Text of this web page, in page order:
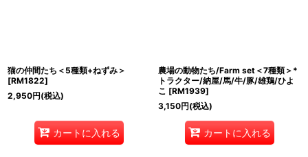
猫の仲間たち＜5種類+ねずみ＞
[RM1822]
2,950円(税込)
カートに入れる
農場の動物たち/Farm set＜7種類＞*
トラクター/納屋/馬/牛/豚/雄鶏/ひよ
こ [RM1939]
3,150円(税込)
カートに入れる